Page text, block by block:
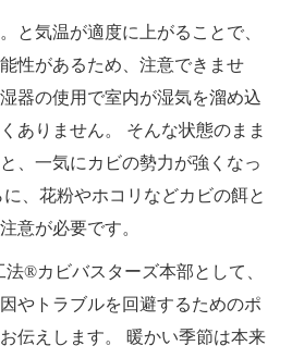
と気温が適度に上がることで、
性があるため、注意できませ
器の使用で室内が湿気を溜め込
ありません。 そんな状態のまま
、一気にカビの勢力が強くなっ
、花粉やホコリなどカビの餌と
意が必要です。
®カビバスターズ本部として、
やトラブルを回避するためのポ
伝えします。 暖かい季節は本来